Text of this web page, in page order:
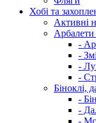
Хобі та
Активні
Арбалети
-
-
-
-
Біноклі,
-
-
-